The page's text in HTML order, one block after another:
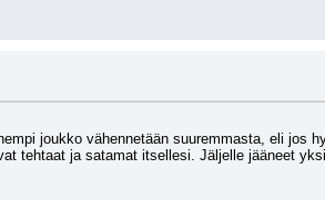
joukko vähennetään suuremmasta, eli jos
tehtaat ja satamat itsellesi. Jäljelle jääneet